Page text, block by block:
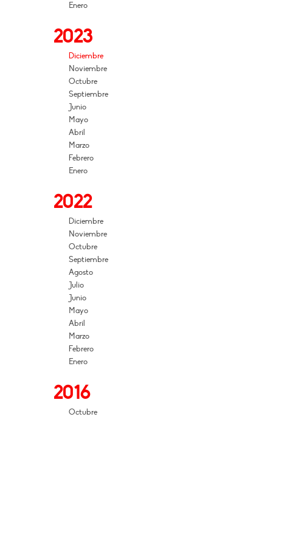
Enero
2023
Diciembre
Noviembre
Octubre
Septiembre
Junio
Mayo
Abril
Marzo
Febrero
Enero
2022
Diciembre
Noviembre
Octubre
Septiembre
Agosto
Julio
Junio
Mayo
Abril
Marzo
Febrero
Enero
2016
Octubre